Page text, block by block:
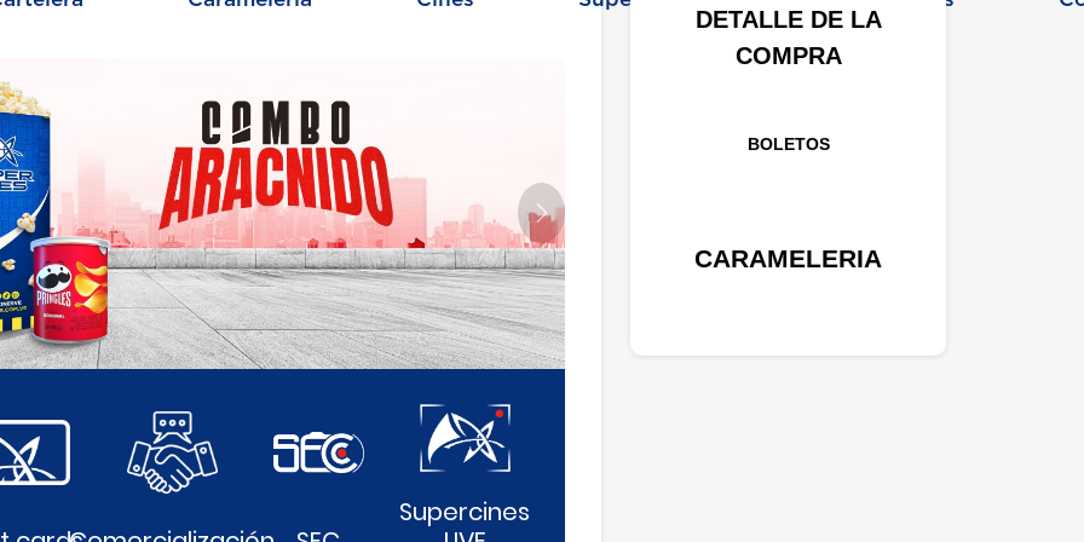
Siguiente
Supercines
DETALLE DE LA
COMPRA
BOLETOS
CARAMELERIA